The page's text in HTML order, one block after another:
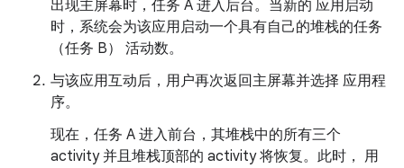
出现主屏幕时，任务 A 进入后台。当新的 应用启动
时，系统会为该应用启动一个具有自己的堆栈的任务
（任务 B） 活动数。
与该应用互动后，用户再次返回主屏幕并选择 应用程
序。
现在，任务 A 进入前台，其堆栈中的所有三个
activity 并且堆栈顶部的 activity 将恢复。此时， 用